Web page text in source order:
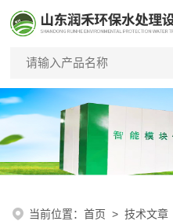
当前位置：首页 >技术文章